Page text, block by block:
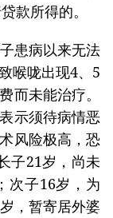
款所得的。
患病以来无法
喉咙出现4、5
而未能治疗。
示须待病情恶
风险极高，恐
子21岁，尚未
次子16岁，为
，暂寄居外婆